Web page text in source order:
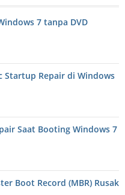
7 tanpa DVD
Startup Repair di Windows
Saat Booting Windows 7
Boot Record (MBR) Rusak